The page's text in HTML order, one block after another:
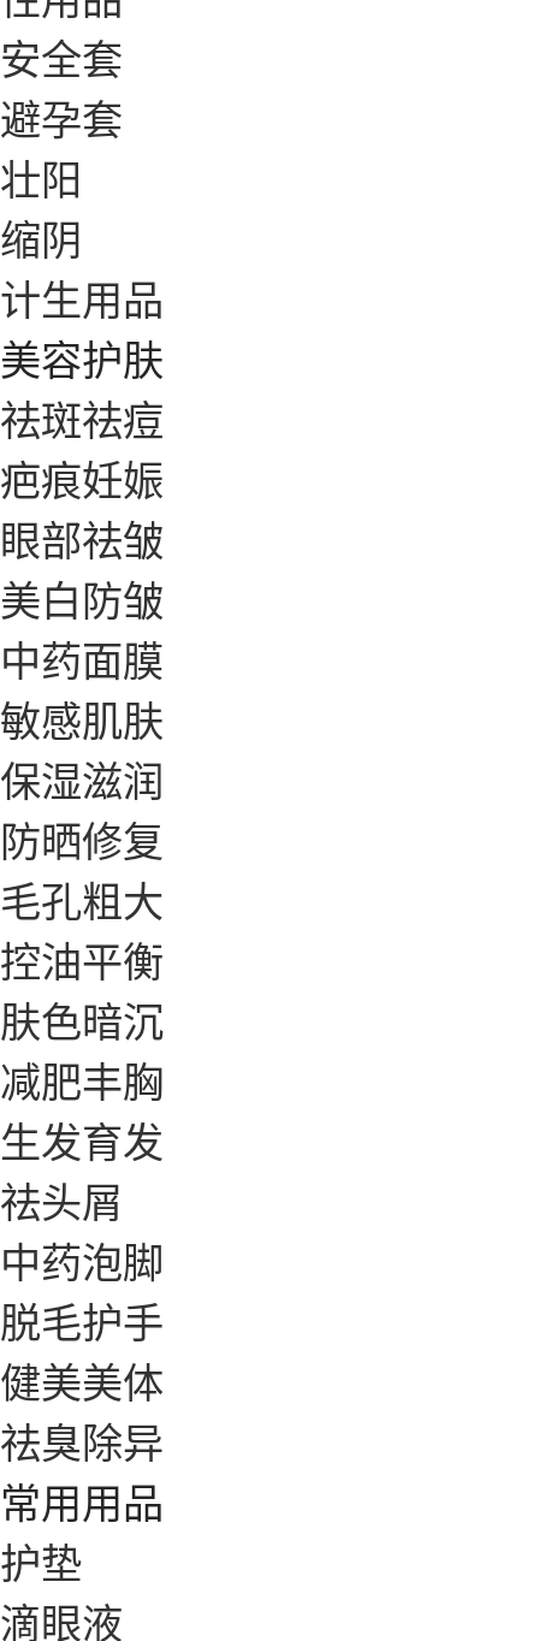
安全套
避孕套
壮阳
缩阴
计生用品
美容护肤
祛斑祛痘
疤痕妊娠
眼部祛皱
美白防皱
中药面膜
敏感肌肤
保湿滋润
防晒修复
毛孔粗大
控油平衡
肤色暗沉
减肥丰胸
生发育发
祛头屑
中药泡脚
脱毛护手
健美美体
祛臭除异
常用用品
护垫
滴眼液